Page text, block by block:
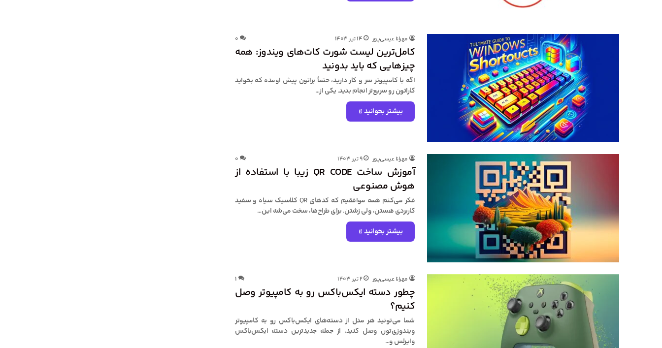
مهرانا عیسی‌پور ۱۴ تیر ۱۴۰۳ ۰
کامل‌ترین لیست شورت کات‌های ویندوز: همه
چیزهایی که باید بدونید
اگه با کامپیوتر سر و کار دارید، حتماً براتون پیش اومده که بخواید
کاراتون رو سریع‌تر انجام بدید. یکی از…
بیشتر بخوانید »
مهرانا عیسی‌پور ۹ تیر ۱۴۰۳ ۰
آموزش ساخت QR CODE زیبا با استفاده از
هوش مصنوعی
فکر می‌کنم همه موافقیم که کدهای QR کلاسیک سیاه و سفید
کاربردی هستن، ولی زشتن. برای طراح‌ها، سخت می‌شه این…
بیشتر بخوانید »
مهرانا عیسی‌پور ۲ تیر ۱۴۰۳ ۱
چطور دسته ایکس‌باکس رو به کامپیوتر وصل
کنیم؟
شما می‌تونید هر مدل از دسته‌های ایکس‌باکس رو به کامپیوتر
ویندوزی‌تون وصل کنید، از جمله جدیدترین دسته ایکس‌باکس
وایرلس و…